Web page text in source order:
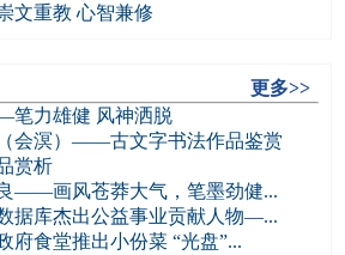
文重教 心智兼修
更多>>
力雄健 风神洒脱
会溟）——古文字书法作品鉴赏
赏析
——画风苍莽大气，笔墨劲健...
据库杰出公益事业贡献人物—...
府食堂推出小份菜 “光盘”...